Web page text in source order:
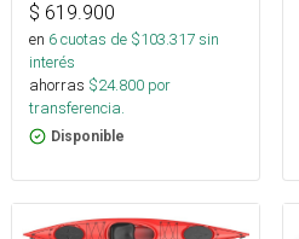
$ 619.900
en 6cuotas de $103.317sin
interés
ahorras $24.800 por
transferencia.
Disponible